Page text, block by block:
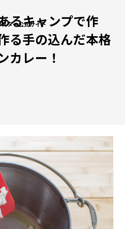
スター公式サイト
るキャンプで作
る手の込んだ本格
カレー！